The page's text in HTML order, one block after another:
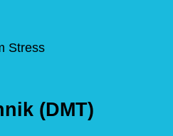
Stress
(DMT)